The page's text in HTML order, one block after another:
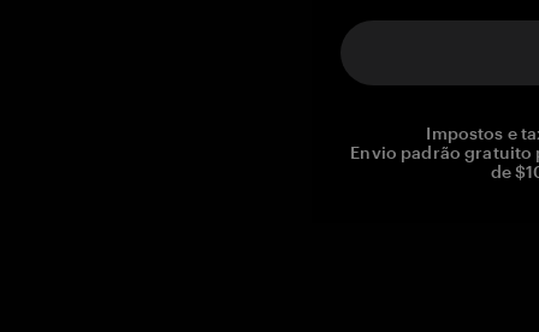
Impostos e
Envio padrão gratuito
de